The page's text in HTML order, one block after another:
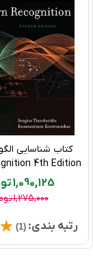
آفست
1,090,125 تومان
1,275,000 تومان
رتبه بندی: (1)